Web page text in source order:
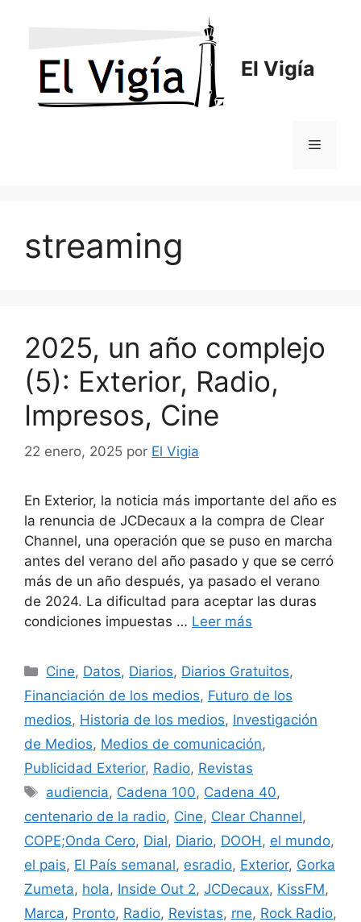
El Vigía
Menú
streaming
2025, un año complejo
(5): Exterior, Radio,
Impresos, Cine
22 enero, 2025 por El Vigia
En Exterior, la noticia más importante del año es
la renuncia de JCDecaux a la compra de Clear
Channel, una operación que se puso en marcha
antes del verano del año pasado y que se cerró
más de un año después, ya pasado el verano
de 2024. La dificultad para aceptar las duras
condiciones impuestas … Leer más
Categorías
Cine, Datos, Diarios, Diarios Gratuitos,
Financiación de los medios, Futuro de los
medios, Historia de los medios, Investigación
de Medios, Medios de comunicación,
Publicidad Exterior, Radio, Revistas
Etiquetas
audiencia, Cadena 100, Cadena 40,
centenario de la radio, Cine, Clear Channel,
COPE;Onda Cero, Dial, Diario, DOOH , el mundo,
el pais, El País semanal, esradio, Exterior, Gorka
Zumeta, hola, Inside Out 2, JCDecaux, KissFM,
Marca, Pronto, Radio, Revistas, rne, Rock Radio,